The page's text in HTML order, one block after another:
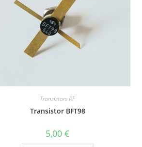
Transistors RF
Transistor BFT98
5,00 €